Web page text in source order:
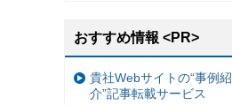
おすすめ情報 <PR>
貴社Webサイトの“事例紹
介”記事転載サービス